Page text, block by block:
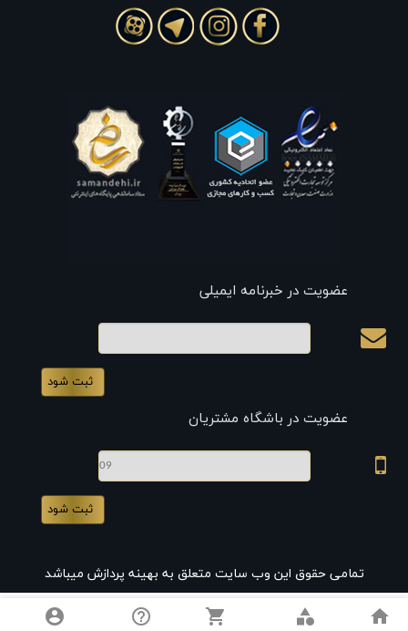
عضویت در خبرنامه ایمیلی
عضویت در باشگاه مشتریان
تمامی حقوق این وب سایت متعلق به بهینه پردازش میباشد
home
category
shopping_cart
help_outline
account_circle